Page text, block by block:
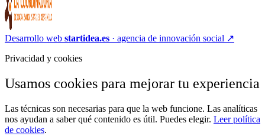
Desarrollo web startidea.es · agencia de innovación social ↗
Privacidad y cookies
Usamos cookies para mejorar tu experiencia
Las técnicas son necesarias para que la web funcione. Las analíticas
nos ayudan a saber qué contenido es útil. Puedes elegir. Leer política
de cookies.